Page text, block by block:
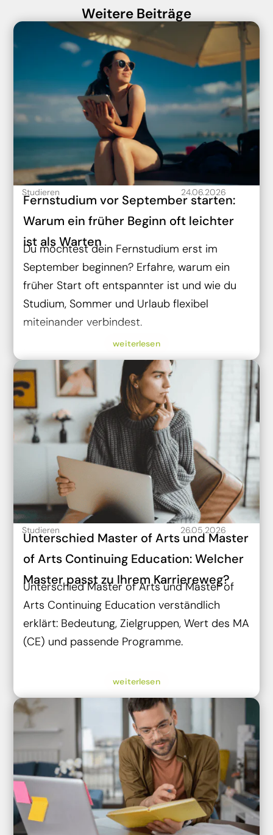
Weitere Beiträge
Studieren 24.06.2026
Fernstudium vor September starten:
Warum ein früher Beginn oft leichter
ist als Warten
Du möchtest dein Fernstudium erst im
September beginnen? Erfahre, warum ein
früher Start oft entspannter ist und wie du
Studium, Sommer und Urlaub flexibel
miteinander verbindest.
weiterlesen
Studieren 26.05.2026
Unterschied Master of Arts und Master
of Arts Continuing Education: Welcher
Master passt zu Ihrem Karriereweg?
Unterschied Master of Arts und Master of
Arts Continuing Education verständlich
erklärt: Bedeutung, Zielgruppen, Wert des MA
(CE) und passende Programme.
weiterlesen